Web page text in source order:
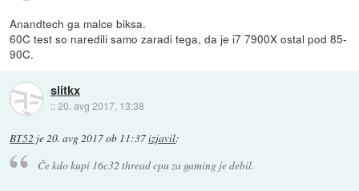
Anandtech ga malce biksa.
60C test so naredili samo zaradi tega, da je i7 7900X ostal pod 85-
90C.
slitkx
::20. avg 2017, 13:38
BT52 je20. avg 2017 ob 11:37izjavil:
Če kdo kupi 16c32 thread cpu za gaming je debil.